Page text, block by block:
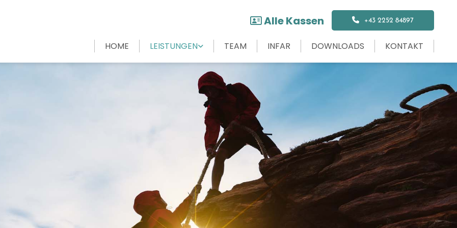
+43 2252 84897
Alle Kassen
HOME LEISTUNGEN TEAM INFAR DOWNLOADS KONTAKT